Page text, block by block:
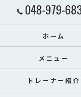
048-979-
ホーム
メニュー
トレーナー紹介